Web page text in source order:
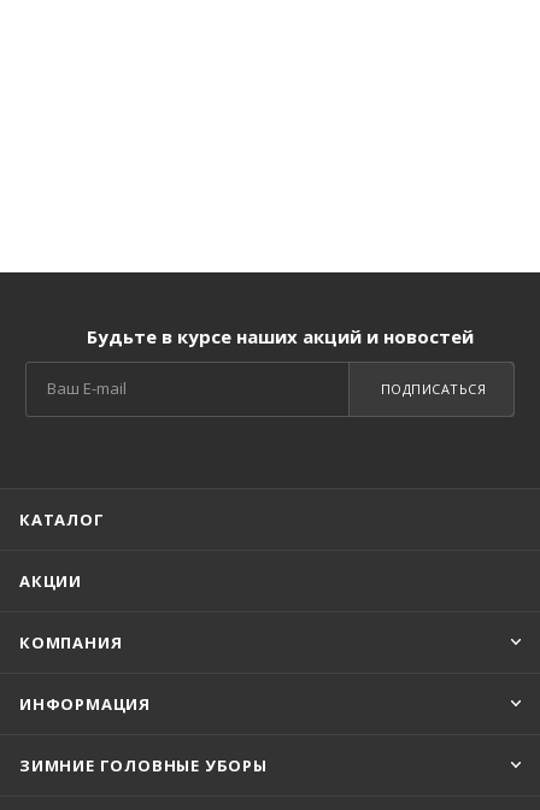
Будьте в курсе наших акций и новостей
ПОДПИСАТЬСЯ
КАТАЛОГ
АКЦИИ
КОМПАНИЯ
ИНФОРМАЦИЯ
ЗИМНИЕ ГОЛОВНЫЕ УБОРЫ